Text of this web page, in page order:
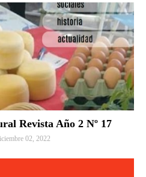
Revista Año 2 Nº 17
02, 2022